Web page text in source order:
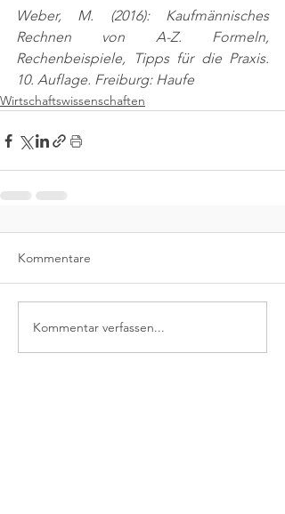
Weber, M. (2016): Kaufmännisches
Rechnen von A-Z. Formeln,
Rechenbeispiele, Tipps für die Praxis.
10. Auflage. Freiburg: Haufe
Wirtschaftswissenschaften
Kommentare
Kommentar verfassen...